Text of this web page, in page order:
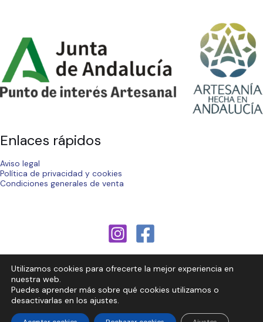
Enlaces rápidos
Aviso legal
Política de privacidad y cookies
Condiciones generales de venta
Copyright © 2026 | Cerámicas Pedro J. López - Andújar
Utilizamos cookies para ofrecerte la mejor experiencia en
nuestra web.
Puedes aprender más sobre qué cookies utilizamos o
desactivarlas en los ajustes.